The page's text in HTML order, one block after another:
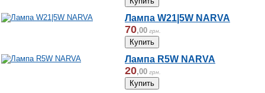
Лампа W21|5W NARVA
70,00 грн.
Лампа R5W NARVA
20,00 грн.